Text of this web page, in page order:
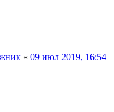
« 09 июл 2019, 16:54